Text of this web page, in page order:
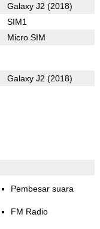
Galaxy J2 (2018)
SIM1
Micro SIM
Galaxy J2 (2018)
Pembesar suara
FM Radio